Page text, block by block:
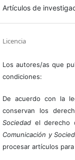
Artículos de
Licencia
Los autores/as que
condiciones:
De acuerdo con la
conservan los
Sociedadel derecho
Comunicación y
procesar artículos